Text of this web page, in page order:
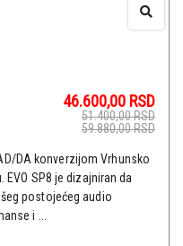
46.600,00 RSD
51.400,00RSD
59.880,00RSD
DA konverzijom Vrhunsko
SP8 je dizajniran da
postojećeg audio
i ...